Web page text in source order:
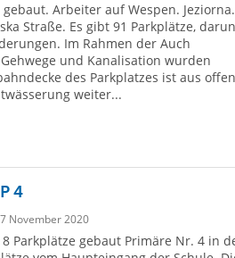
Arbeiter auf Wespen.
Straße. Es gibt 91 Parkplätze,
Im Rahmen der Auch
und Kanalisation wurden
des Parkplatzes ist aus
weiter...
4
November 2020
Parkplätze gebaut Primäre Nr. 4 in